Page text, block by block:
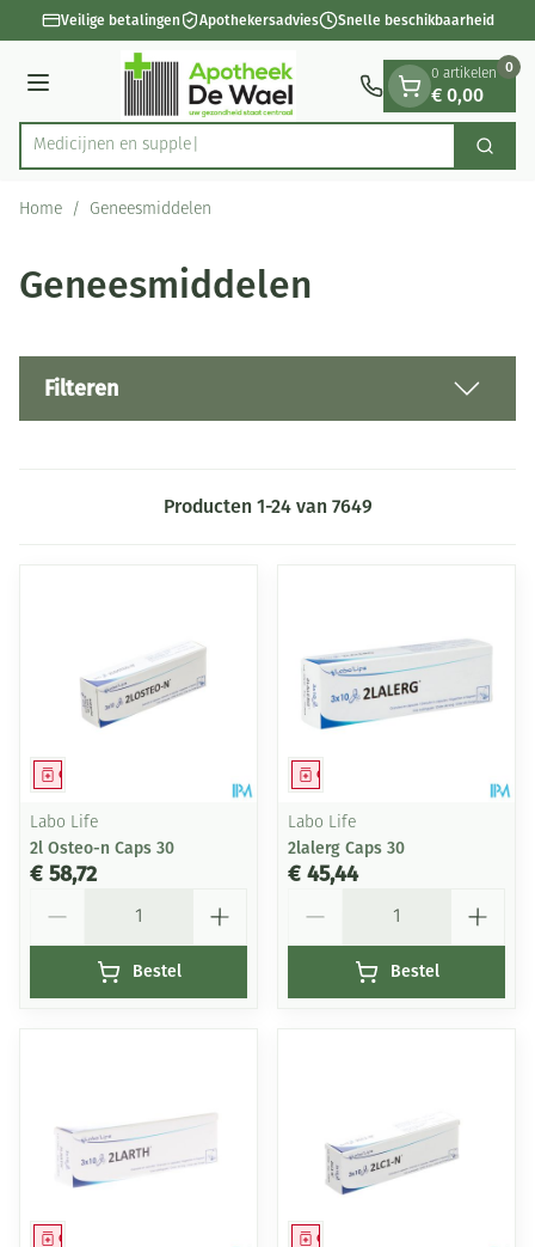
Ga naar de inhoud
1 van 1Veilige betalingen Apothekersadvies Snelle beschikbaarheid
Menu
Product, merk, categorie...
Med Zoek
0 artikelen
€ 0,00
0
Home / Geneesmiddelen
Geneesmiddelen
Filteren
Producten 1-24van 7649
Geneesmiddel
Labo Life
2l Osteo-n Caps 30
€ 58,72
Bestel
Geneesmiddel
Labo Life
2lalerg Caps 30
€ 45,44
Bestel
Geneesmiddel Geneesmiddel